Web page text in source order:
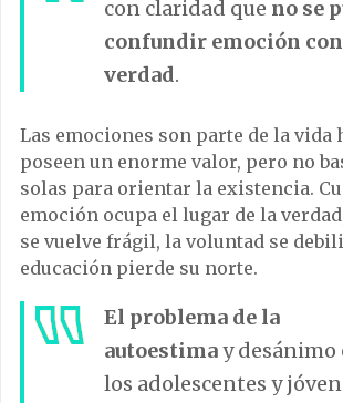
con claridad que no se
confundir emoción con
verdad.
Las emociones son parte de la vida
poseen un enorme valor, pero no
solas para orientar la existencia.
emoción ocupa el lugar de la
se vuelve frágil, la voluntad se
educación pierde su norte.
El problema de la
autoestimay desánimo
los adolescentes y